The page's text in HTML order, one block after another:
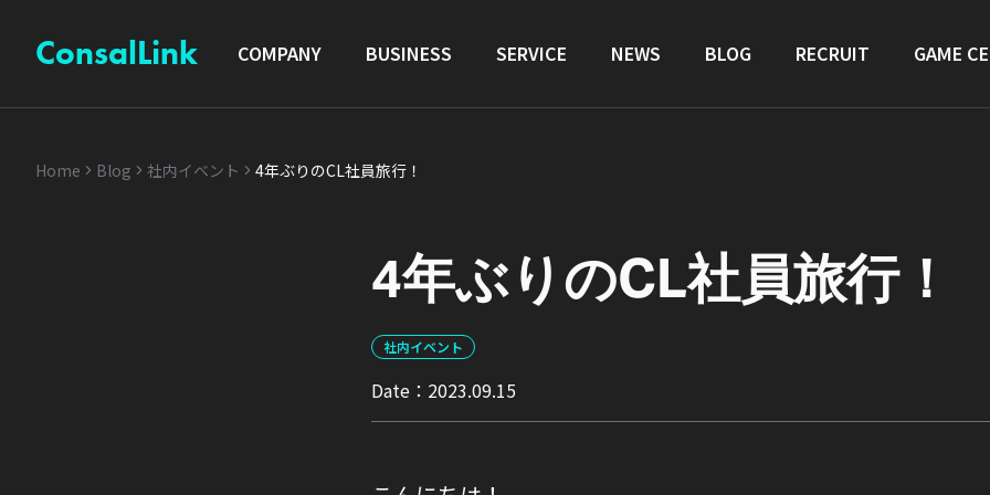
ConsalLink COMPANY BUSINESS SERVICE NEWS BLOG RECRUIT GAME
Home Blog 社内イベント 4年ぶりのCL社員旅行！
4年ぶりのCL社員旅行！
社内イベント
Date： 2023.09.15